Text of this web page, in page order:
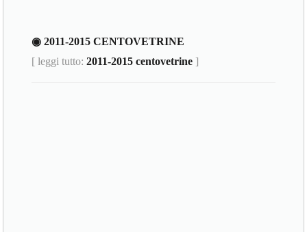
◉ 2011-2015 CENTOVETRINE
[ leggi tutto:2011-2015 centovetrine ]